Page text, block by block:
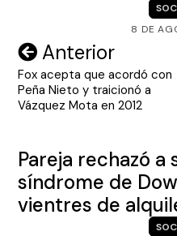
8 DE
Navegación
de
entradas
Anterior
Fox acepta que acordó con
Peña Nieto y traicionó a
Vázquez Mota en 2012
Pareja rechazó a
síndrome de
vientres de